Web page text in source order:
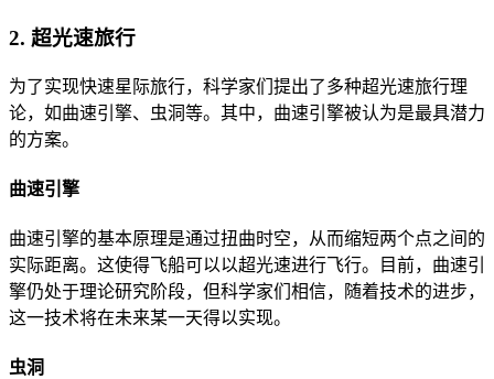
2. 超光速旅行
为了实现快速星际旅行，科学家们提出了多种超光速旅行理
论，如曲速引擎、虫洞等。其中，曲速引擎被认为是最具潜力
的方案。
曲速引擎
曲速引擎的基本原理是通过扭曲时空，从而缩短两个点之间的
实际距离。这使得飞船可以以超光速进行飞行。目前，曲速引
擎仍处于理论研究阶段，但科学家们相信，随着技术的进步，
这一技术将在未来某一天得以实现。
虫洞